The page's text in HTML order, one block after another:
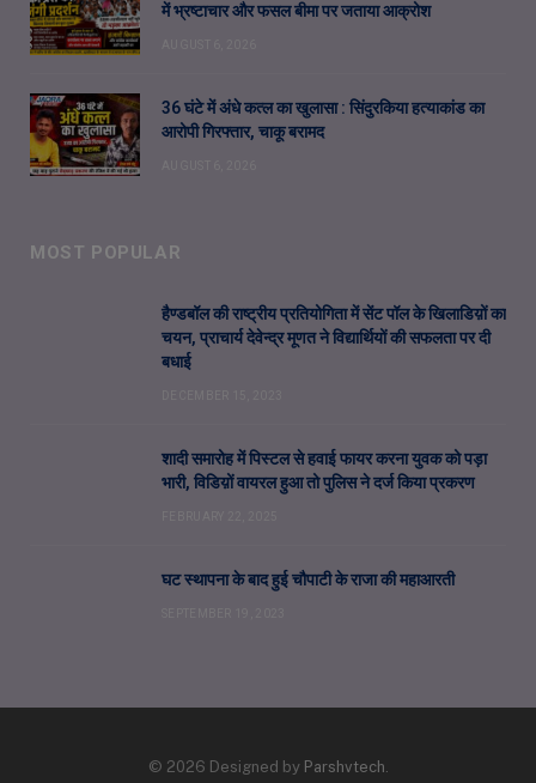
में भ्रष्टाचार और फसल बीमा पर जताया आक्रोश
36 घंटे में अंधे कत्ल का खुलासा : सिंदुरकिया हत्याकांड का
आरोपी गिरफ्तार, चाकू बरामद
MOST POPULAR
हैण्डबॉल की राष्ट्रीय प्रतियोगिता में सेंट पॉल के खिलाडिय़ों का
चयन, प्राचार्य देवेन्द्र मूणत ने विद्यार्थियों की सफलता पर दी
बधाई
शादी समारोह में पिस्टल से हवाई फायर करना युवक को पड़ा
भारी, विडिय़ों वायरल हुआ तो पुलिस ने दर्ज किया प्रकरण
घट स्थापना के बाद हुई चौपाटी के राजा की महाआरती
© 2026 Designed by Parshvtech.